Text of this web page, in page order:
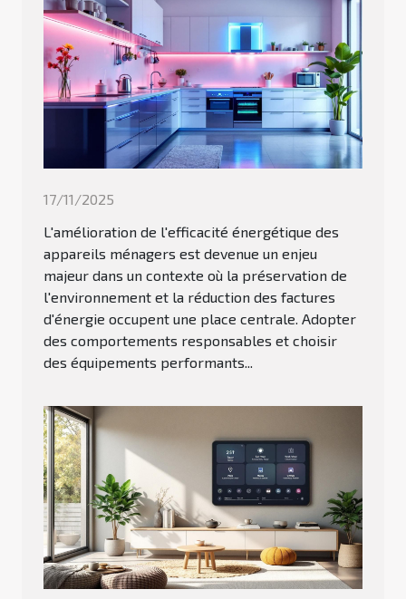
17/11/2025
L'amélioration de l'efficacité énergétique des
appareils ménagers est devenue un enjeu
majeur dans un contexte où la préservation de
l'environnement et la réduction des factures
d'énergie occupent une place centrale. Adopter
des comportements responsables et choisir
des équipements performants...